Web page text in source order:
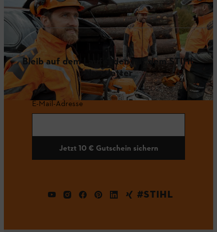
Bleib auf dem Laufenden mit dem STIHL
Newsletter
E-Mail-Adresse
Jetzt 10 € Gutschein sichern
#STIHL